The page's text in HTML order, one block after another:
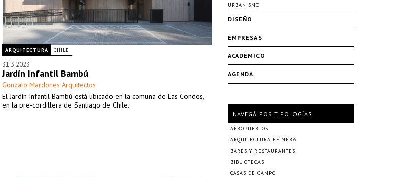
ARQUITECTURA CHILE
31.3.2023
Jardín Infantil Bambú
Gonzalo Mardones Arquitectos
El Jardín Infantil Bambú está ubicado en la comuna de Las Condes,
en la pre-cordillera de Santiago de Chile.
URBANISMO
DISEÑO
EMPRESAS
ACADÉMICO
AGENDA
NAVEGÁ POR TIPOLOGÍAS
AEROPUERTOS
ARQUITECTURA EFÍMERA
BARES Y RESTAURANTES
BIBLIOTECAS
CASAS DE CAMPO